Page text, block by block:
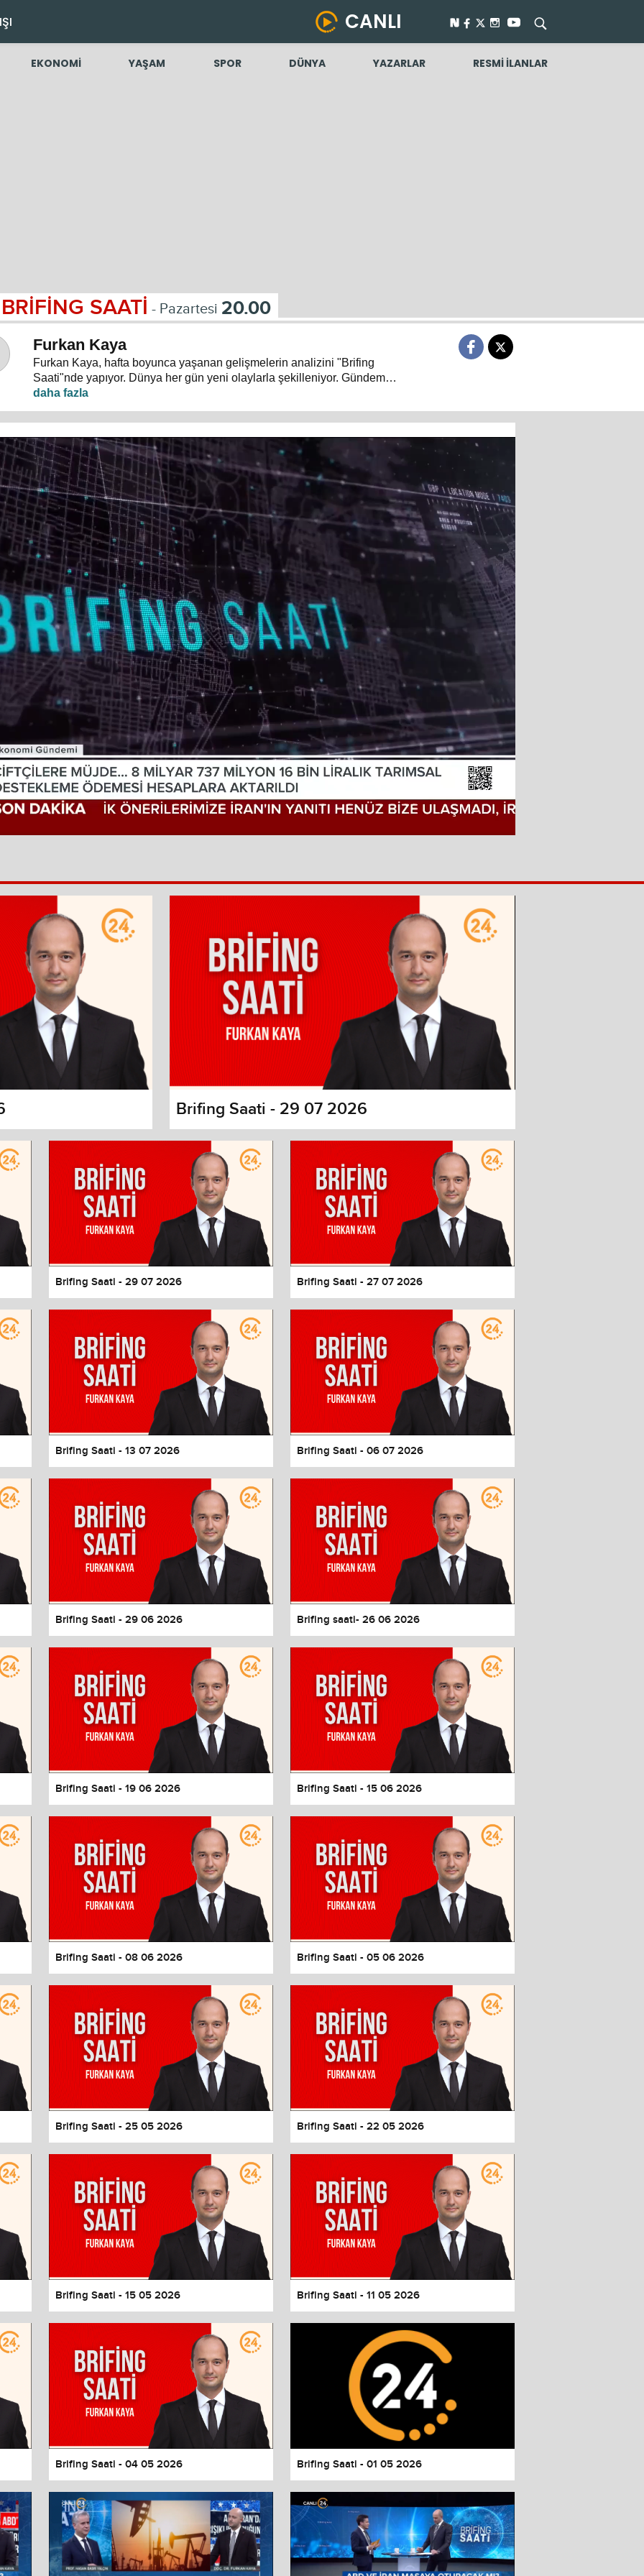
CANLI
EKONOMİ YAŞAM SPOR DÜNYA YAZARLAR RESMİ İLANLAR
BRİFİNG SAATİ - Pazartesi 20.00
Furkan Kaya
Furkan Kaya, hafta boyunca yaşanan gelişmelerin analizini "Brifing
Saati"nde yapıyor. Dünya her gün yeni olaylarla şekilleniyor. Gündem
yoğun, akış hızlı... Siyasi gelişmeler, dış politika, uluslararası güvenlik,
"Nasıl?" sorularının cevapları "Brifing Saati"nde aranıyor. Brifing Saati,
Pazartesi günü 20.00’de 24 TV ekranlarından izleyicileriyle buluşuyor…
dialog
and close the window.
Done
Brifing Saati - 29 07 2026
Brifing Saati - 29 07 2026 Brifing Saati - 27 07 2026
Brifing Saati - 13 07 2026 Brifing Saati - 06 07 2026
Brifing Saati - 29 06 2026 Brifing saati- 26 06 2026
Brifing Saati - 19 06 2026 Brifing Saati - 15 06 2026
Brifing Saati - 08 06 2026 Brifing Saati - 05 06 2026
Brifing Saati - 25 05 2026 Brifing Saati - 22 05 2026
Brifing Saati - 15 05 2026 Brifing Saati - 11 05 2026
Brifing Saati - 04 05 2026 Brifing Saati - 01 05 2026